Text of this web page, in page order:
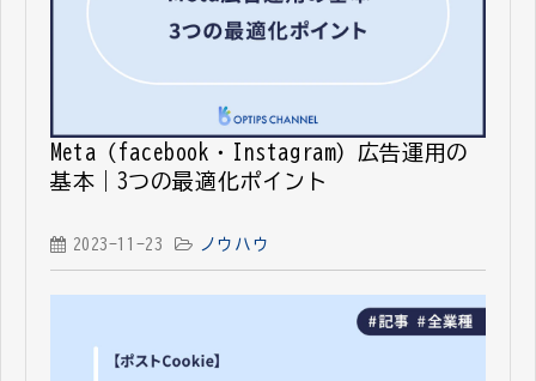
Meta（facebook・Instagram）広告運用の
基本｜3つの最適化ポイント
2023-11-23 ノウハウ